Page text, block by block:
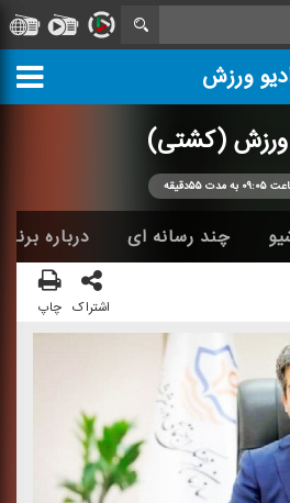
ورزش
(كشتی)
۵۵دقیقه
چند رسانه ای درباره
اشتراک چاپ